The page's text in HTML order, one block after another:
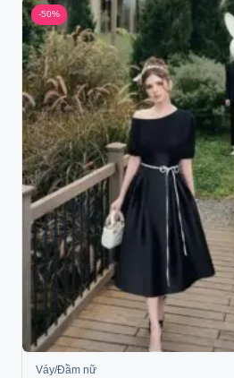
-50%
Váy/Đầm nữ